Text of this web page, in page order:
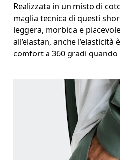
Realizzata in un misto di
maglia tecnica di questi
leggera, morbida e
all’elastan, anche l’elasticità
comfort a 360 gradi quando